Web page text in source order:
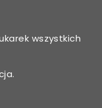
wszystkich